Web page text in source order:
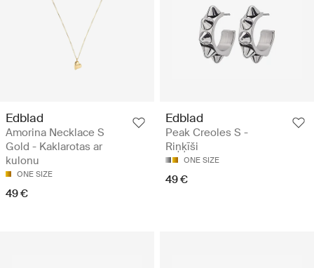
Edblad
Amorina Necklace S
Gold - Kaklarotas ar
kulonu
ONE SIZE
49 €
Edblad
Peak Creoles S -
Riņķīši
ONE SIZE
49 €